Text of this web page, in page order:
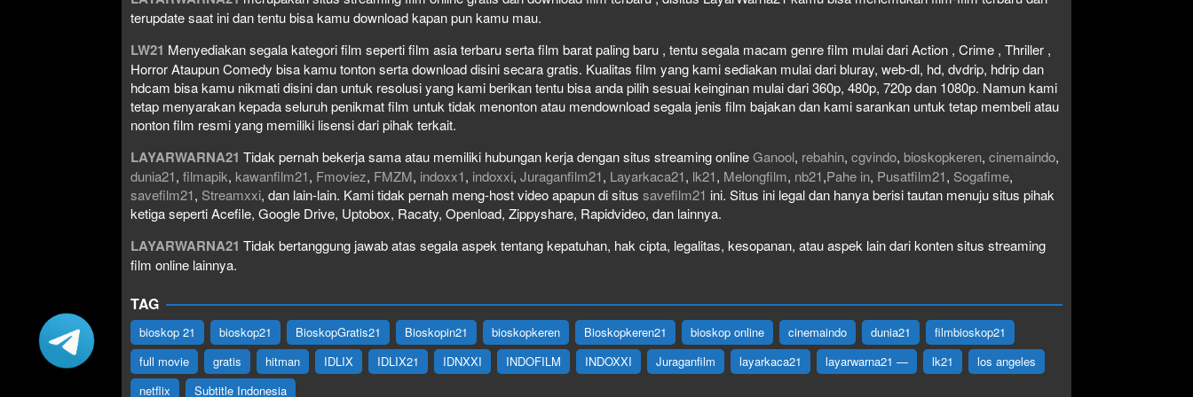
terupdate saat ini dan tentu bisa kamu download kapan pun kamu mau.
LW21 Menyediakan segala kategori film seperti film asia terbaru serta film barat paling baru , tentu segala macam genre film mulai dari Action , Crime , Thriller ,
Horror Ataupun Comedy bisa kamu tonton serta download disini secara gratis. Kualitas film yang kami sediakan mulai dari bluray, web-dl, hd, dvdrip, hdrip dan
hdcam bisa kamu nikmati disini dan untuk resolusi yang kami berikan tentu bisa anda pilih sesuai keinginan mulai dari 360p, 480p, 720p dan 1080p. Namun kami
tetap menyarakan kepada seluruh penikmat film untuk tidak menonton atau mendownload segala jenis film bajakan dan kami sarankan untuk tetap membeli atau
nonton film resmi yang memiliki lisensi dari pihak terkait.
LAYARWARNA21 Tidak pernah bekerja sama atau memiliki hubungan kerja dengan situs streaming onlineGanool, rebahin, cgvindo, bioskopkeren, cinemaindo,
dunia21, filmapik, kawanfilm21, Fmoviez, FMZM, indoxx1, indoxxi, Juraganfilm21, Layarkaca21, lk21, Melongfilm, nb21,Pahe in, Pusatfilm21, Sogafime,
savefilm21, Streamxxi, dan lain-lain. Kami tidak pernah meng-host video apapun di situs savefilm21 ini. Situs ini legal dan hanya berisi tautan menuju situs pihak
ketiga seperti Acefile, Google Drive, Uptobox, Racaty, Openload, Zippyshare, Rapidvideo, dan lainnya.
LAYARWARNA21 Tidak bertanggung jawab atas segala aspek tentang kepatuhan, hak cipta, legalitas, kesopanan, atau aspek lain dari konten situs streaming
film online lainnya.
TAG
bioskop 21 bioskop21 BioskopGratis21 Bioskopin21 bioskopkeren Bioskopkeren21 bioskop online cinemaindo dunia21
filmbioskop21
full movie
gratis hitman IDLIX IDLIX21 IDNXXI INDOFILM INDOXXI Juraganfilm layarkaca21 layarwarna21 — lk21
los angeles
netflix
Subtitle Indonesia